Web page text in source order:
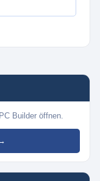
Builder öffnen.